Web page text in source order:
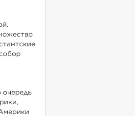
очередь